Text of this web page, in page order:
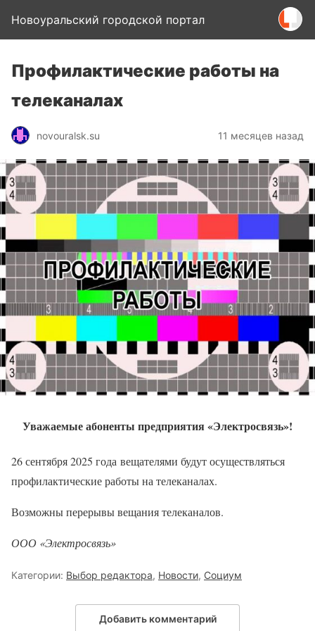
Новоуральский городской портал
Профилактические работы на
телеканалах
novouralsk.su 11 месяцев назад
Уважаемые абоненты предприятия «Электросвязь»!
26 сентября 2025 года вещателями будут осуществляться
профилактические работы на телеканалах.
Возможны перерывы вещания телеканалов.
ООО «Электросвязь»
Категории: Выбор редактора, Новости, Социум
Добавить комментарий